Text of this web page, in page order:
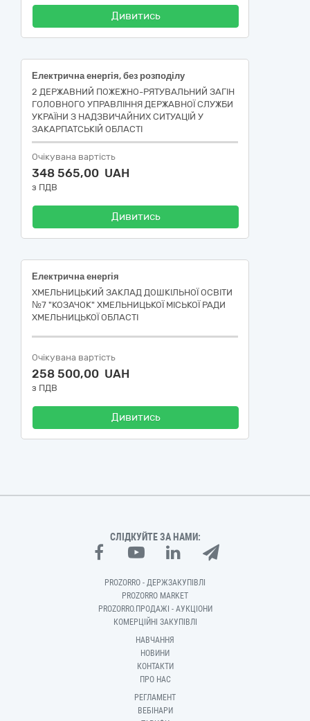
Дивитись
Електрична енергія, без розподілу
2 ДЕРЖАВНИЙ ПОЖЕЖНО-РЯТУВАЛЬНИЙ ЗАГІН
ГОЛОВНОГО УПРАВЛІННЯ ДЕРЖАВНОЇ СЛУЖБИ
УКРАЇНИ З НАДЗВИЧАЙНИХ СИТУАЦІЙ У
ЗАКАРПАТСЬКІЙ ОБЛАСТІ
Очікувана вартість
348 565,00 UAH
з ПДВ
Дивитись
Електрична енергія
ХМЕЛЬНИЦЬКИЙ ЗАКЛАД ДОШКІЛЬНОЇ ОСВІТИ
№7 "КОЗАЧОК" ХМЕЛЬНИЦЬКОЇ МІСЬКОЇ РАДИ
ХМЕЛЬНИЦЬКОЇ ОБЛАСТІ
Очікувана вартість
258 500,00 UAH
з ПДВ
Дивитись
СЛІДКУЙТЕ ЗА НАМИ:
PROZORRO - ДЕРЖЗАКУПІВЛІ
PROZORRO MARKET
PROZORRO.ПРОДАЖІ - АУКЦІОНИ
КОМЕРЦІЙНІ ЗАКУПІВЛІ
НАВЧАННЯ
НОВИНИ
КОНТАКТИ
ПРО НАС
РЕГЛАМЕНТ
ВЕБІНАРИ